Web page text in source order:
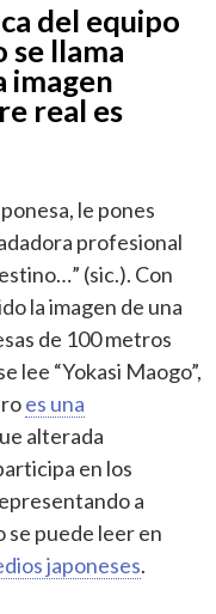
del equipo
se llama
imagen
real es
le pones
profesional
(sic.). Con
la imagen de una
de 100 metros
lee “Yokasi Maogo”,
es una
alterada
en los
a
se puede leer en
japoneses.